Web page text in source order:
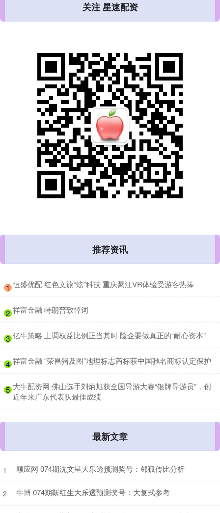
关注 星速配资
推荐资讯
1 ​恒盛优配 红色文旅“炫”科技 重庆綦江VR体验受游客热捧
2 ​祥富金融 特朗普致悼词
3 ​亿牛策略 上调权益比例正当其时 险企要做真正的“耐心资本”
4 ​祥富金融 “荣昌猪及图”地理标志商标获中国驰名商标认定保护
5 ​大牛配资网 佛山选手刘炳旭获全国导游大赛“银牌导游员”，创
近年来广东代表队最佳成绩
最新文章
1 顺应网 074期沈文星大乐透预测奖号：邻孤传比分析
2 牛博 074期靳红生大乐透预测奖号：大复式参考